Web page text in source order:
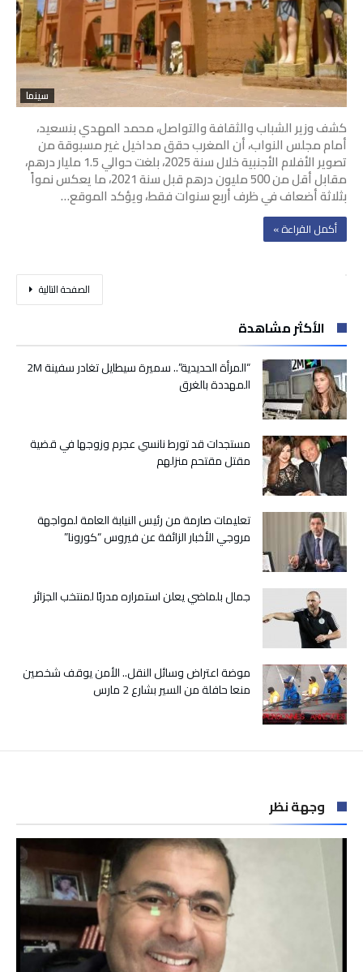
سينما
كشف وزير الشباب والثقافة والتواصل، محمد المهدي بنسعيد،
أمام مجلس النواب، أن المغرب حقق مداخيل غير مسبوقة من
تصوير الأفلام الأجنبية خلال سنة 2025، بلغت حوالي 1.5 مليار درهم،
مقابل أقل من 500 مليون درهم قبل سنة 2021، ما يعكس نمواً
بثلاثة أضعاف في ظرف أربع سنوات فقط، ويؤكد الموقع…
‫أكمل القراءة »‬
‫الصفحة التالية‬
الأكثر مشاهدة
“المرأة الحديدية”.. سميرة سيطايل تغادر سفينة 2M
المهددة بالغرق
مستجدات قد تورط نانسي عجرم وزوجها في قضية
مقتل مقتحم منزلهم
تعليمات صارمة من رئيس النيابة العامة لمواجهة
مروجي الأخبار الزائفة عن فيروس “كورونا”
جمال بلماضي يعلن استمراره مدربًا لمنتخب الجزائر
موضة اعتراض وسائل النقل.. الأمن يوقف شخصين
منعا حافلة من السير بشارع 2 مارس
وجهة نظر